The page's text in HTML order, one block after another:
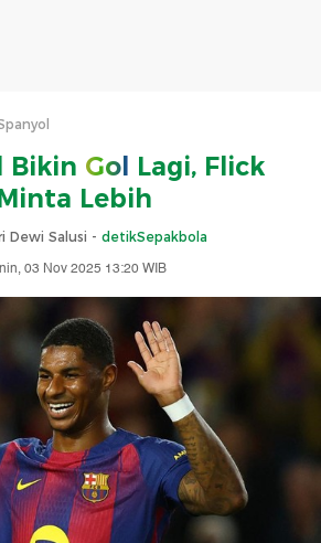
Bikin Gol Lagi, Flick
Lebih
Dewi Salusi - detikSepakbola
03 Nov 2025 13:20 WIB